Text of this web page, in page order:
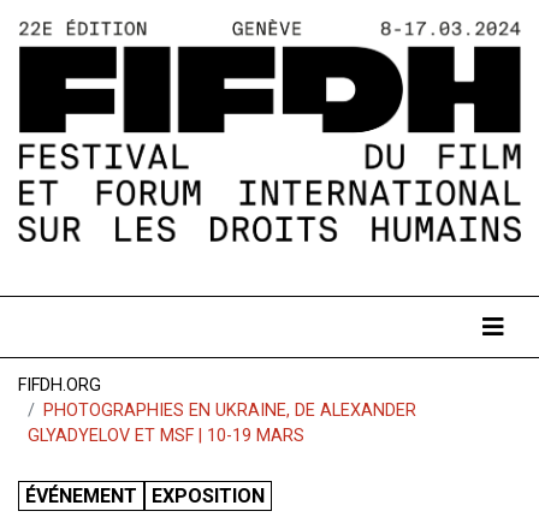
FIFDH.ORG
PHOTOGRAPHIES EN UKRAINE, DE ALEXANDER
GLYADYELOV ET MSF | 10-19 MARS
ÉVÉNEMENT EXPOSITION